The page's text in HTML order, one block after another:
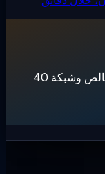
موقعنا الثالث عشر: AMD EPYC وNVMe خالص وشبكة 40